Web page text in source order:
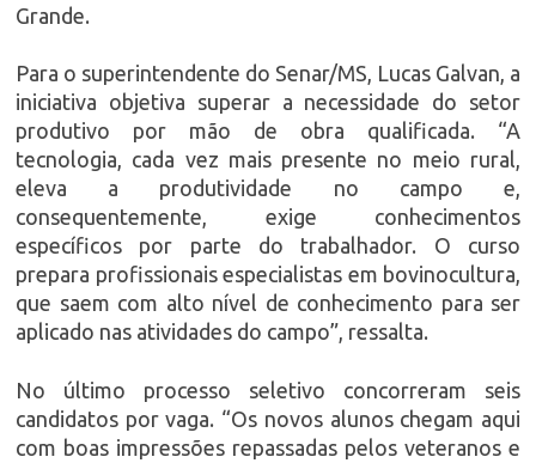
Grande.
Para o superintendente do Senar/MS, Lucas Galvan, a
iniciativa objetiva superar a necessidade do setor
produtivo por mão de obra qualificada. “A
tecnologia, cada vez mais presente no meio rural,
eleva a produtividade no campo e,
consequentemente, exige conhecimentos
específicos por parte do trabalhador. O curso
prepara profissionais especialistas em bovinocultura,
que saem com alto nível de conhecimento para ser
aplicado nas atividades do campo”, ressalta.
No último processo seletivo concorreram seis
candidatos por vaga. “Os novos alunos chegam aqui
com boas impressões repassadas pelos veteranos e